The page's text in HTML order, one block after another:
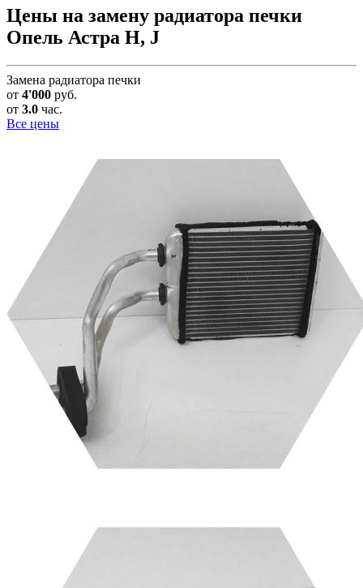
Цены на замену радиатора печки
Опель Астра H, J
Замена радиатора печки
от 4'000 руб.
от 3.0 час.
Все цены